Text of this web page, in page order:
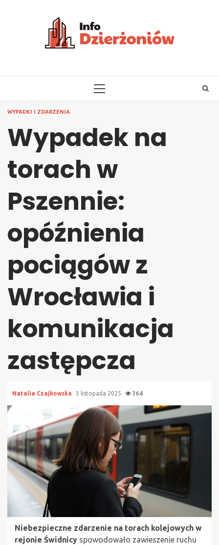
PRIMARY
WYPADKI I ZDARZENIA
Wypadek na
torach w
Pszennie:
opóźnienia
pociągów z
Wrocławia i
komunikacja
zastępcza
Natalia Czajkowska 3 listopada 2025 364
Niebezpieczne zdarzenie na torach kolejowych w
rejonie Świdnicy spowodowało zawieszenie ruchu